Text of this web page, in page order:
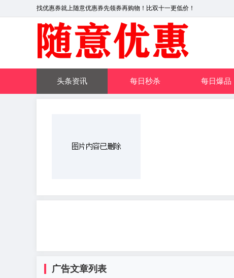
找优惠券就上随意优惠券先领券再购物！比双十一更低价！
头条资讯 每日秒杀 每日爆品
广告文章列表